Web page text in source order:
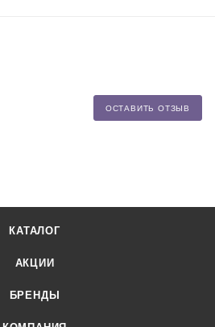
ОСТАВИТЬ ОТЗЫВ
КАТАЛОГ
АКЦИИ
БРЕНДЫ